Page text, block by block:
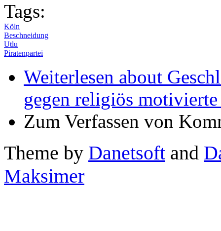
Tags:
Köln
Beschneidung
Utlu
Piratenpartei
Weiterlesen about
gegen religiös
Zum Verfassen von
Theme by Danetsoft and
Maksimer